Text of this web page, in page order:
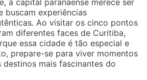
a capital paranaense merece ser
buscam experiências
Ao visitar os cinco pontos
diferentes faces de Curitiba,
essa cidade é tão especial e
prepare-se para viver momentos
destinos mais fascinantes do